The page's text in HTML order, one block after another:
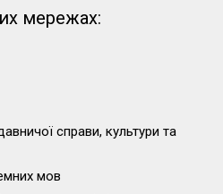
мережах:
справи, культури та
мов